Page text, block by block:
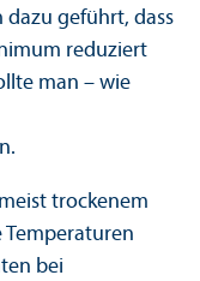
geführt, dass
reduziert
man – wie
trockenem
bei